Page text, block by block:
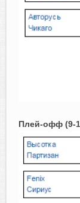
Плей-офф (9-